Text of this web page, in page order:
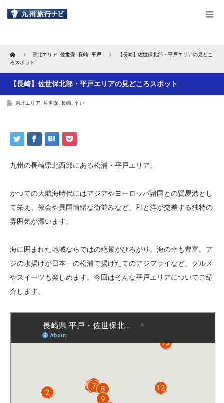
Home 県北エリア 佐世保 長崎 平戸
【長崎】佐世保北部・平戸エリアの見どこ
ろスポット
【長崎】佐世保北部・平戸エリアの見どころスポット
県北エリア 佐世保 長崎 平戸
九州の長崎県北西部にある松浦・平戸エリア。
かつての大航海時代にはアジアやヨーロッパ諸国との貿易港とし
て栄え、教会や異国情緒な街並みなど、和と洋が交差する独特の
雰囲気が漂います。
海に囲まれた地域ならではの絶景がひろがり、海の幸も豊富。ア
ジの水揚げが日本一の松浦で揚げたてのアジフライなど、グルメ
やスイーツも楽しめます。今回はそんな平戸エリアについてご紹
介します。